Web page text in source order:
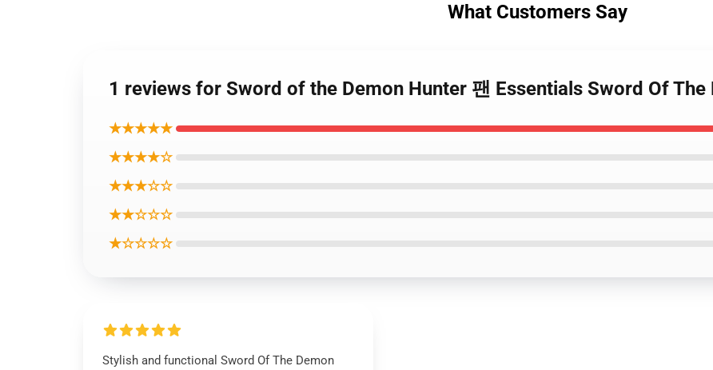
What Customers Say
1 reviews for Sword of the Demon Hunter 팬 Essentials Sword Of The
★★★★★
★★★★☆
★★★☆☆
★★☆☆☆
★☆☆☆☆
Stylish and functional Sword Of The Demon